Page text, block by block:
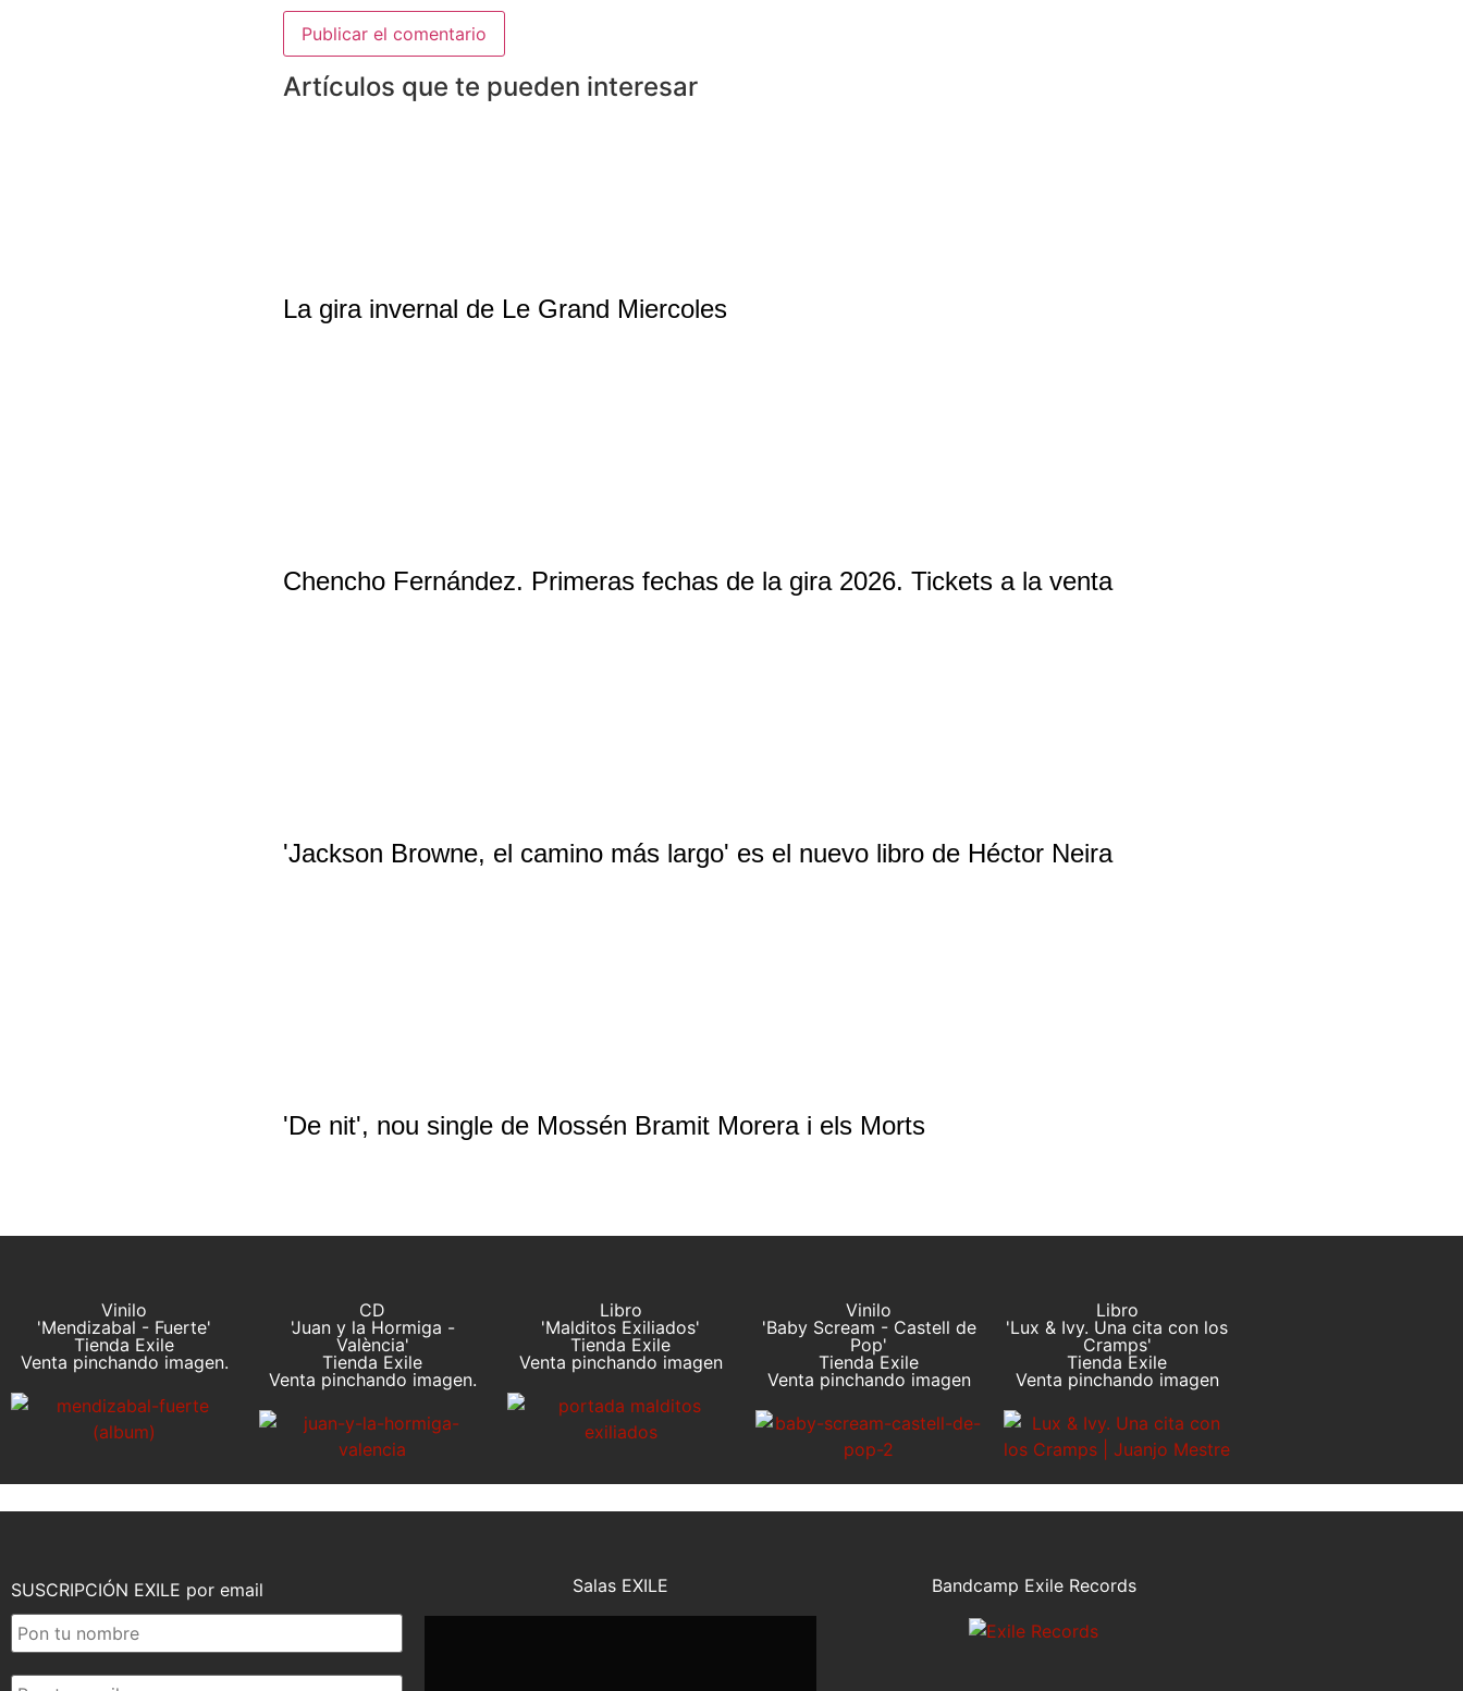
Artículos que te pueden interesar
La gira invernal de Le Grand Miercoles
Chencho Fernández. Primeras fechas de la gira 2026. Tickets a la venta
'Jackson Browne, el camino más largo' es el nuevo libro de Héctor Neira
'De nit', nou single de Mossén Bramit Morera i els Morts
Vinilo
'Mendizabal - Fuerte'
Tienda Exile
Venta pinchando imagen.
CD
'Juan y la Hormiga -
València'
Tienda Exile
Venta pinchando imagen.
Libro
'Malditos Exiliados'
Tienda Exile
Venta pinchando imagen
Vinilo
'Baby Scream - Castell de
Pop'
Tienda Exile
Venta pinchando imagen
Libro
'Lux & Ivy. Una cita con los
Cramps'
Tienda Exile
Venta pinchando imagen
SUSCRIPCIÓN EXILE por email Salas EXILE Bandcamp Exile Records